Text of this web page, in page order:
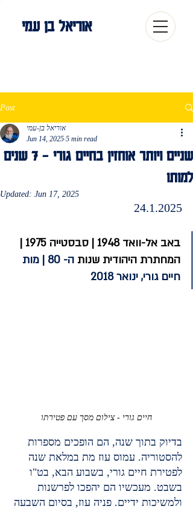
אוריאל בן עמי
Post
שניים ויותר אוחזין בחיים גורי - 7 שנים
למותו
אוריאל בן-עמי
Jun 14, 2025 5 min read
Updated: Jun 17, 2025
24.1.2025
באב אל-וואד 1948 | סבסטייה 1975 |
המחתרת היהודית שנות
ה- 80 | מות
חיים גורי, ינואר 2018
חיים גורי - צילום מסך עם פטירתו
בדיוק בתוך שנה, הם הופכים מספרות
להסטוריה. עמוס עוז מת במלאת שנה
לפטירת חיים גורי, בשבוע הבא, בט"ו
בשבט. מעכשיו הם יהפכו לפרשנות
ולמשיכות ידיים. פניה עוז, בסיום השבעה